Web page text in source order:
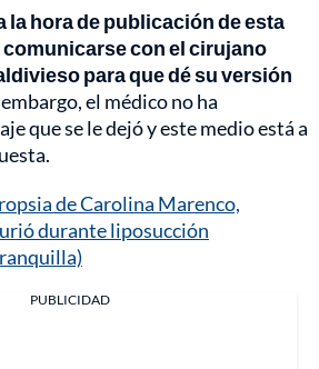
la hora de publicación de esta
con el cirujano
para que dé su versión
el médico no ha
que se le dejó y este medio está a
de Carolina Marenco,
durante liposucción
PUBLICIDAD